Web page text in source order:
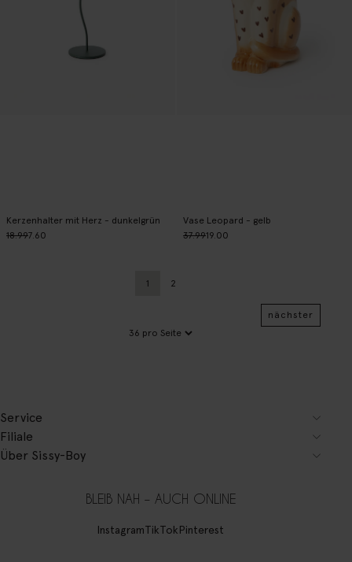
Kerzenhalter mit Herz - dunkelgrün
18.997.60
Vase Leopard - gelb
37.9919.00
Aktuelle Seite
1
Zurück
2
nächster
Service
Filiale
Über Sissy-Boy
BLEIB NAH – AUCH ONLINE
InstagramTikTokPinterest